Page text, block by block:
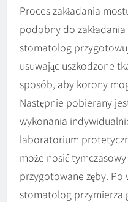
Proces zakładania
podobny do
stomatolog
usuwając uszkodzone
sposób, aby korony
Następnie pobierany
wykonania
laboratorium
może nosić
przygotowane zęby. Po
stomatolog przymierza